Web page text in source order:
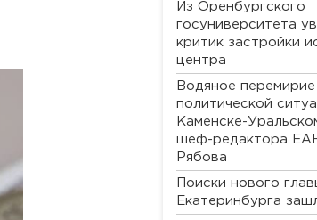
Из Оренбургского
госуниверситета
критик застройки
центра
Водяное перемирие
политической
Каменске-
шеф-редактора
Рябова
Поиски нового
Екатеринбурга